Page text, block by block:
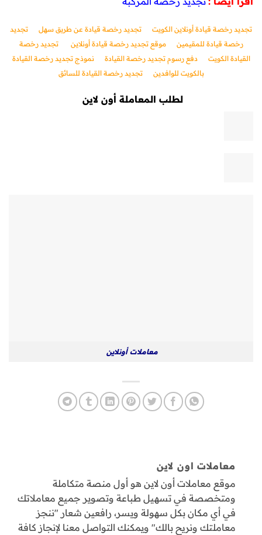
تجديد رخصة قيادة أونلاين الكويت تجديد رخصة قيادة عن طريق سهل
تجديد
رخصة قيادة للمقيمين
موقع تجديد رخصة قيادة أونلاين
تجديد رخصة
القيادة الكويت
دفع رسوم تجديد رخصة القيادة
نموذج تجديد رخصة القيادة
بالكويت للوافدين
تجديد رخصة القيادة للسائق
لطلب المعاملة أون لاين
معاملات أونلاين
معاملات اون لاين
موقع معاملات أون لاين هو أول منصة متكاملة
ومتخصصة في تسهيل طباعة وتصوير جميع معاملاتك
في أي مكان بكل سهولة ويسر، رافعين شعار "ننجز
معاملتك ونريح بالك" ويمكنك التواصل معنا لإنجاز كافة